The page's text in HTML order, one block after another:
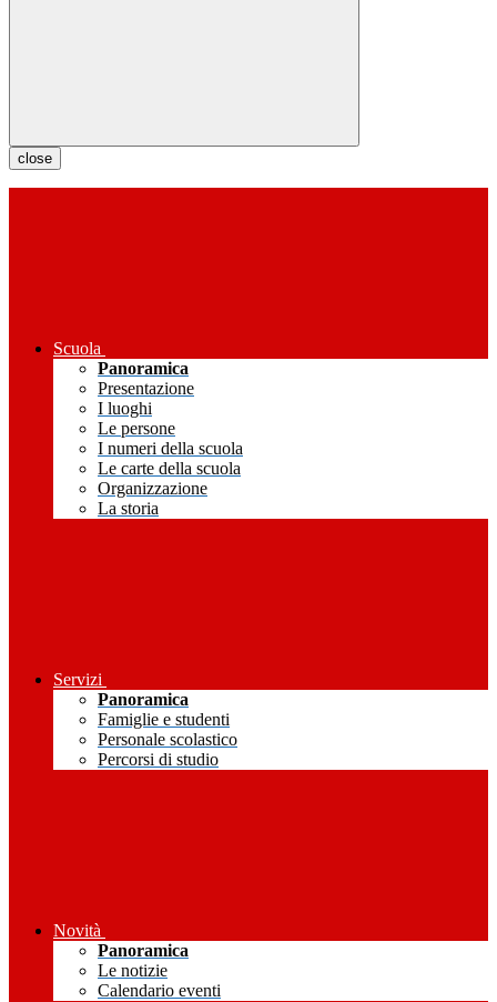
close
Scuola
Panoramica
Presentazione
I luoghi
Le persone
I numeri della scuola
Le carte della scuola
Organizzazione
La storia
Servizi
Panoramica
Famiglie e studenti
Personale scolastico
Percorsi di studio
Novità
Panoramica
Le notizie
Calendario eventi